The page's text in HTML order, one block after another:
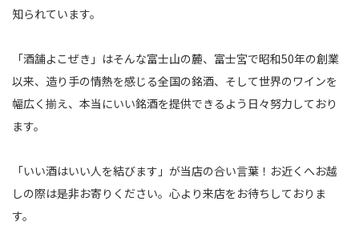
知られています。
「酒舗よこぜき」はそんな富士山の麓、富士宮で昭和50年の創業
以来、造り手の情熱を感じる全国の銘酒、そして世界のワインを
幅広く揃え、本当にいい銘酒を提供できるよう日々努力しており
ます。
「いい酒はいい人を結びます」が当店の合い言葉！お近くへお越
しの際は是非お寄りください。心より来店をお待ちしておりま
す。